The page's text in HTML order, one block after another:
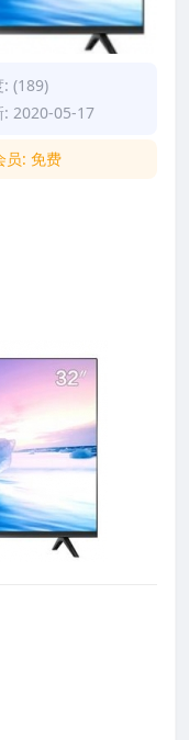
(189)
: 2020-05-17
员: 免费